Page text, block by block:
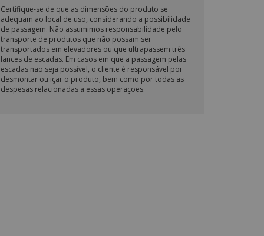
Certifique-se de que as dimensões do produto se
adequam ao local de uso, considerando a possibilidade
de passagem. Não assumimos responsabilidade pelo
transporte de produtos que não possam ser
transportados em elevadores ou que ultrapassem três
lances de escadas. Em casos em que a passagem pelas
escadas não seja possível, o cliente é responsável por
desmontar ou içar o produto, bem como por todas as
despesas relacionadas a essas operações.